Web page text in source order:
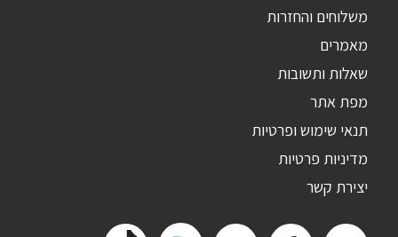
משלוחים והחזרות
מאמרים
שאלות ותשובות
מפת אתר
תנאי שימוש ופרטיות
מדיניות פרטיות
יצירת קשר